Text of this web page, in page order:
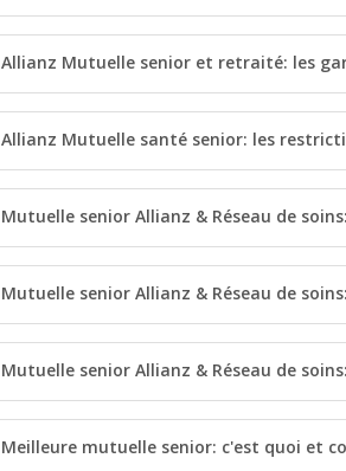
Allianz Mutuelle senior et retraité: les
Allianz Mutuelle santé senior: les
Mutuelle senior Allianz & Réseau de
Mutuelle senior Allianz & Réseau de
Mutuelle senior Allianz & Réseau de
Meilleure mutuelle senior: c'est quoi et